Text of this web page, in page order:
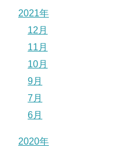
2021年
12月
11月
10月
9月
7月
6月
2020年